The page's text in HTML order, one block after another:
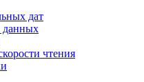
дат
данных
чтения